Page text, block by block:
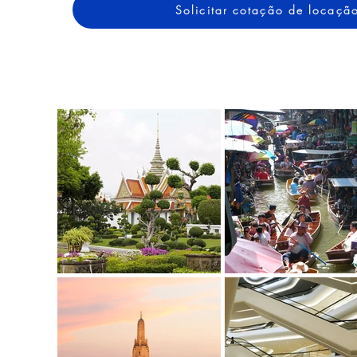
Solicitar cotação de